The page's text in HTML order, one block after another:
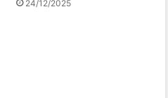
24/12/2025